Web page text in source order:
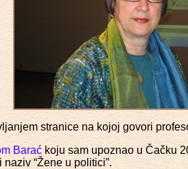
stranice na kojoj govori
Barać koju sam upoznao u Čačku
“Žene u politici”.